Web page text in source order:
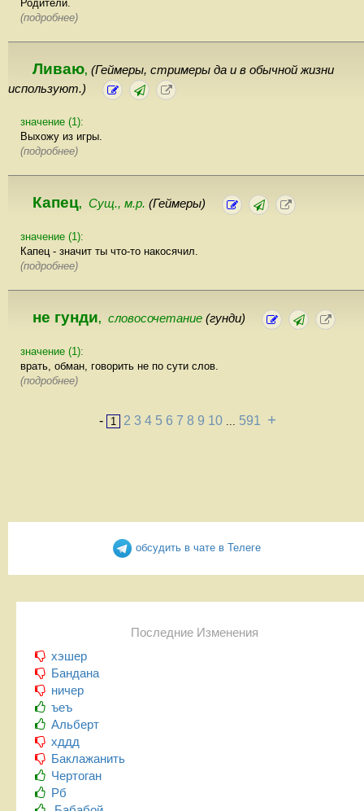
Родители.
(подробнее)
Ливаю, (Геймеры, стримеры да и в обычной жизни
используют.)
значение (1):
Выхожу из игры.
(подробнее)
Капец, Сущ., м.р. (Геймеры)
значение (1):
Капец - значит ты что-то накосячил.
(подробнее)
не гунди, словосочетание (гунди)
значение (1):
врать, обман, говорить не по сути слов.
(подробнее)
- 1 2 3 4 5 6 7 8 9 10 ... 591 +
обсудить в чате в Телеге
Последние Изменения
хэшер
Бандана
ничер
ъеъ
Альберт
хддд
Баклажанить
Чертоган
Рб